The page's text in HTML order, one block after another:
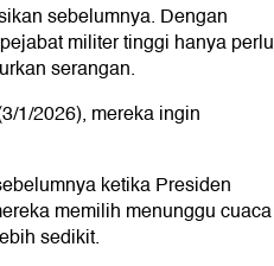
sebelumnya. Dengan
militer tinggi hanya perlu
serangan.
1/2026), mereka ingin
ketika Presiden
memilih menunggu cuaca
sedikit.